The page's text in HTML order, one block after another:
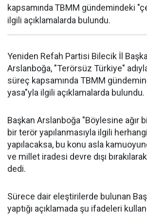
kapsamında TBMM gündemindeki
ilgili açıklamalarda bulundu.
Yeniden Refah Partisi Bilecik İl
Arslanboğa, "Terörsüz Türkiye"
süreç kapsamında TBMM
yasa"yla ilgili açıklamalarda bulundu.
Başkan Arslanboğa "Böylesine ağır
bir terör yapılanmasıyla ilgili
yapılacaksa, bu konu asla
ve millet iradesi devre dışı
dedi.
Sürece dair eleştirilerde bulunan
yaptığı açıklamada şu ifadeleri